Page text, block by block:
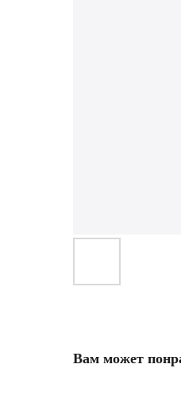
Вам может